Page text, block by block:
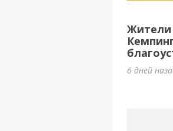
Жители
6 дней